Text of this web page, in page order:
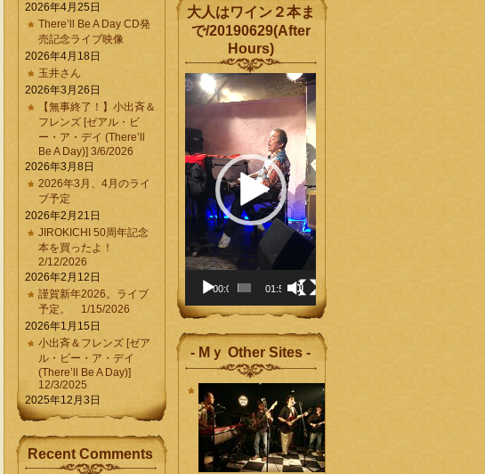
2026年4月25日
There’ll Be A Day CD発
売記念ライブ映像
2026年4月18日
玉井さん
2026年3月26日
【無事終了！】小出斉＆
フレンズ [ゼアル・ビ
ー・ア・デイ (There’ll
Be A Day)] 3/6/2026
2026年3月8日
2026年3月、4月のライ
ブ予定
2026年2月21日
JIROKICHI 50周年記念
本を買ったよ！
2/12/2026
2026年2月12日
謹賀新年2026。ライブ
予定。 1/15/2026
2026年1月15日
小出斉＆フレンズ [ゼア
ル・ビー・ア・デイ
(There’ll Be A Day)]
12/3/2025
2025年12月3日
Recent Comments
大人はワイン２本ま
で/20190629(After
Hours)
動
画
レ
ー
ヤ
ー
00:00 01:58
- Mｙ Other Sites -